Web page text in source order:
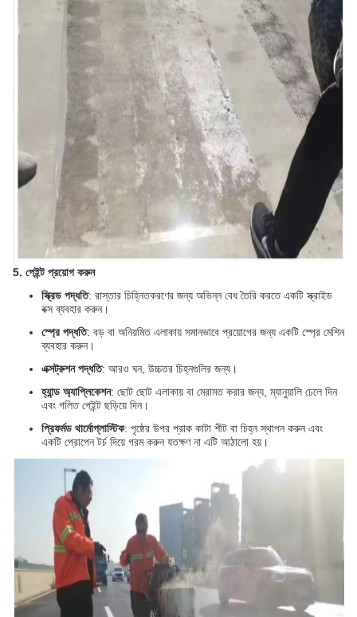
5. পেইন্ট প্রয়োগ করুন
স্ক্রিড পদ্ধতি: রাস্তার চিহ্নিতকরণের জন্য অভিন্ন বেধ তৈরি করতে একটি স্ক্রাইড
বক্স ব্যবহার করুন।
স্প্রে পদ্ধতি: বড় বা অনিয়মিত এলাকায় সমানভাবে প্রয়োগের জন্য একটি স্প্রে মেশিন
ব্যবহার করুন।
এক্সট্রুশন পদ্ধতি: আরও ঘন, উচ্চতর চিহ্নগুলির জন্য।
হ্যান্ড অ্যাপ্লিকেশন: ছোট ছোট এলাকায় বা মেরামত করার জন্য, ম্যানুয়ালি ঢেলে দিন
এবং গলিত পেইন্ট ছড়িয়ে দিন।
প্রিফর্মড থার্মোপ্লাস্টিক: পৃষ্ঠের উপর প্রাক কাটা শীট বা চিহ্ন স্থাপন করুন এবং
একটি প্রোপেন টর্চ দিয়ে গরম করুন যতক্ষণ না এটি আঠালো হয়।